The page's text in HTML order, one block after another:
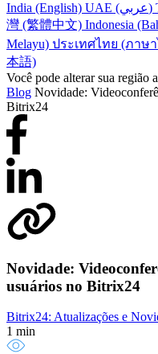
India (English)
UAE (عربي)
灣 (繁體中文) Indonesia
Melayu) ประเทศไทย (ภาษ
本語)
Você pode alterar sua região
Blog Novidade:
Bitrix24
Novidade:
usuários no Bitrix24
Bitrix24: Atualizações e
1 min